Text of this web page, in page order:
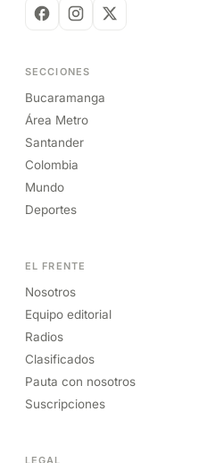
SECCIONES
Bucaramanga
Área Metro
Santander
Colombia
Mundo
Deportes
EL FRENTE
Nosotros
Equipo editorial
Radios
Clasificados
Pauta con nosotros
Suscripciones
LEGAL